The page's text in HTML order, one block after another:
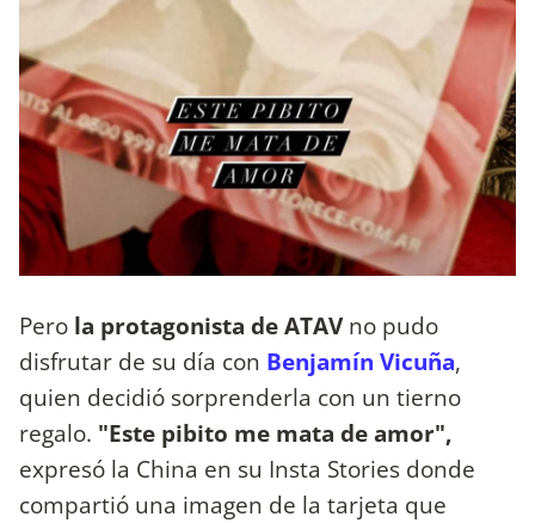
Pero la protagonista de ATAVno pudo
disfrutar de su día con Benjamín Vicuña,
quien decidió sorprenderla con un tierno
regalo. "Este pibito me mata de amor",
expresó la China en su Insta Stories donde
compartió una imagen de la tarjeta que